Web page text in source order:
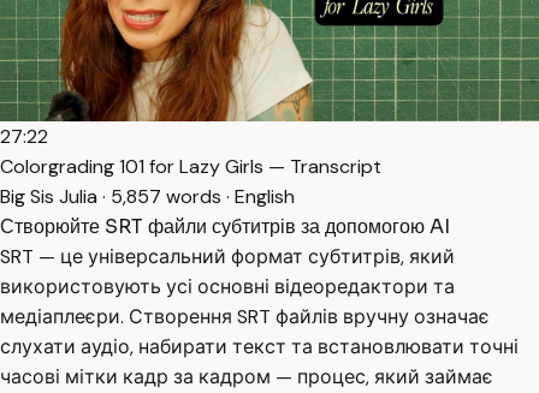
27:22
Colorgrading 101 for Lazy Girls — Transcript
Big Sis Julia · 5,857 words · English
Створюйте SRT файли субтитрів за допомогою AI
SRT — це універсальний формат субтитрів, який
використовують усі основні відеоредактори та
медіаплеєри. Створення SRT файлів вручну означає
слухати аудіо, набирати текст та встановлювати точні
часові мітки кадр за кадром — процес, який займає